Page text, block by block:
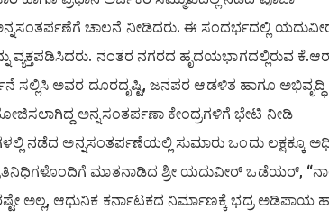
ಚಾಲನೆ ನೀಡಿದರು. ಈ ಸಂದರ್ಭದಲ್ಲಿ
ನಂತರ ನಗರದ ಹೃದಯಭಾಗದಲ್ಲಿರುವ
ಸಲ್ಲಿಸಿ ಅವರ ದೂರದೃಷ್ಟಿ, ಜನಪರ ಆಡಳಿತ ಹಾಗೂ ಅಭಿವೃದ್ಧಿ
ಅನ್ನಸಂತರ್ಪಣಾ ಕೇಂದ್ರಗಳಿಗೆ ಭೇಟಿ ನೀಡಿ
ನಡೆದ ಅನ್ನಸಂತರ್ಪಣೆಯಲ್ಲಿ ಸುಮಾರು ಒಂದು ಲಕ್ಷಕ್ಕೂ
ಮಾತನಾಡಿದ ಶ್ರೀ ಯದುವೀರ್ ಒಡೆಯರ್,
ಅಲ್ಲ, ಆಧುನಿಕ ಕರ್ನಾಟಕದ ನಿರ್ಮಾಣಕ್ಕೆ ಭದ್ರ ಅಡಿಪಾಯ